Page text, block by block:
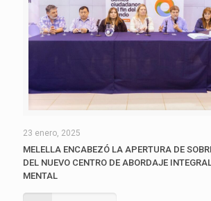
23 enero, 2025
MELELLA ENCABEZÓ LA APERTURA DE
DEL NUEVO CENTRO DE ABORDAJE
MENTAL